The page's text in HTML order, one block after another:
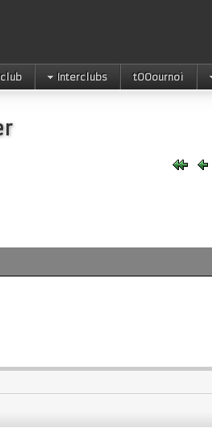
Interclubs tOOournoi